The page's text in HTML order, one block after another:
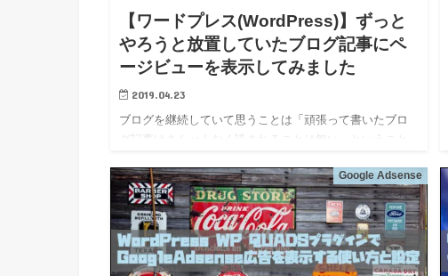
【ワードプレス(WordPress)】ずっと
やろうと放置していたブログ記事にペ
ージビューを表示してみました
2019.04.23
ブログを継続していて思うことは「頑張って書いたブロ
グ記事はまんべんなく読まれることは無い」ということ
ブロク運営の中で実感してます。 現時点で一番読まれて
いる記事は4,…
Google Adsense